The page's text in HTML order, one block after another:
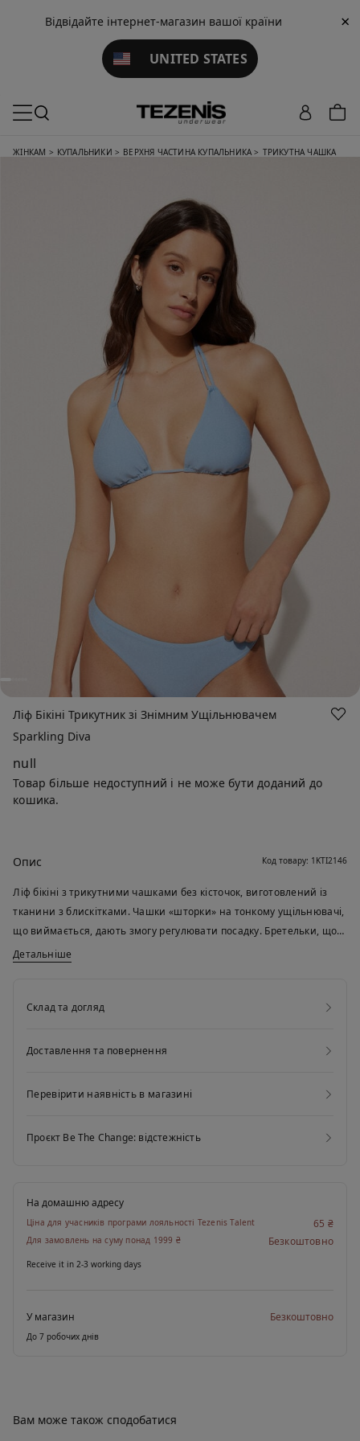
Відвідайте інтернет-магазин вашої країни
UNITED STATES
×
ЖІНКАМ > КУПАЛЬНИКИ > ВЕРХНЯ ЧАСТИНА КУПАЛЬНИКА > ТРИКУТНА ЧАШКА
Ліф Бікіні Трикутник зі Знімним Ущільнювачем
Sparkling Diva
null
Товар більше недоступний і не може бути доданий до
кошика.
Опис Код товару: 1KTI2146
Ліф бікіні з трикутними чашками без кісточок, виготовлений із
тканини з блискітками. Чашки «шторки» на тонкому ущільнювачі,
що виймається, дають змогу регулювати посадку. Бретельки, що
регулюються, можна зав’язати ззаду на шиї або на спині завдяки
Детальніше
Склад та догляд
Доставлення та повернення
Перевірити наявність в магазині
Проєкт Be The Change: відстежність
На домашню адресу
Ціна для учасників програми лояльності Tezenis Talent 65 ₴
Для замовлень на суму понад 1999 ₴ Безкоштовно
Receive it in 2-3 working days
У магазин Безкоштовно
До 7 робочих днів
Вам може також сподобатися